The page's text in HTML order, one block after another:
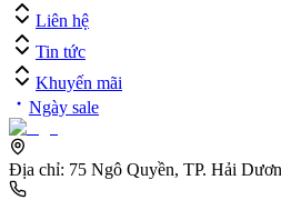
Liên hệ
Tin tức
Khuyến mãi
Ngày sale
Địa chỉ: 75 Ngô Quyền, TP. Hải